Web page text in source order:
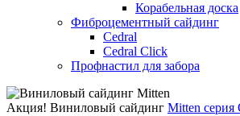
Корабельная доска
Фиброцементный сайдинг
Cedral
Cedral Click
Профнастил для забора
Акция! Виниловый сайдинг Mitten серия